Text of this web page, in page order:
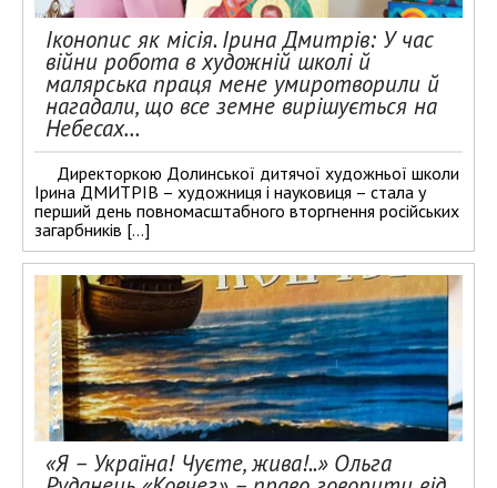
Іконопис як місія. Ірина Дмитрів: У час
війни робота в художній школі й
малярська праця мене умиротворили й
нагадали, що все земне вирішується на
Небесах…
Директоркою Долинської дитячої художньої школи
Ірина ДМИТРІВ – художниця і науковиця – стала у
перший день повномасштабного вторгнення російських
загарбників […]
«Я – Україна! Чуєте, жива!..» Ольга